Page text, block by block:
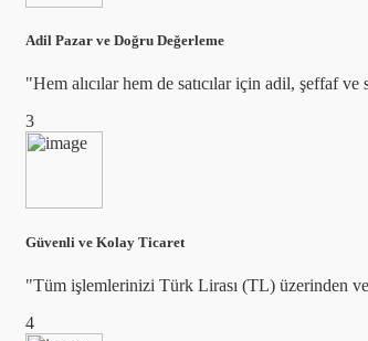
Adil Pazar ve Doğru Değerleme
"Hem alıcılar hem de satıcılar için adil, şeffaf
3
Güvenli ve Kolay Ticaret
"Tüm işlemlerinizi Türk Lirası (TL) üzerinden
4